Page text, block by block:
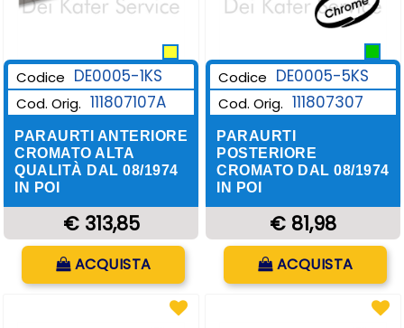
Codice DE0005-1KS
Cod. Orig. 111807107A
PARAURTI ANTERIORE
CROMATO ALTA
QUALITÀ DAL 08/1974
IN POI
€ 313,85
Quantità
ACQUISTA
Codice DE0005-5KS
Cod. Orig. 111807307
PARAURTI
POSTERIORE
CROMATO DAL 08/1974
IN POI
€ 81,98
Quantità
ACQUISTA